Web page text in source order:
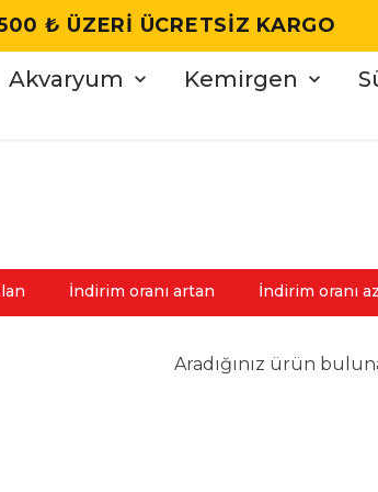
₺ ÜZERI ÜCRETSIZ KARGO
Akvaryum Kemirgen
İndirim oranı artan İndirim oranı
Aradığınız ürün